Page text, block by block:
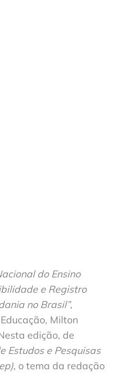
do Ensino
e Registro
no Brasil”,
Milton
edição, de
Estudos e Pesquisas
, o tema da redação